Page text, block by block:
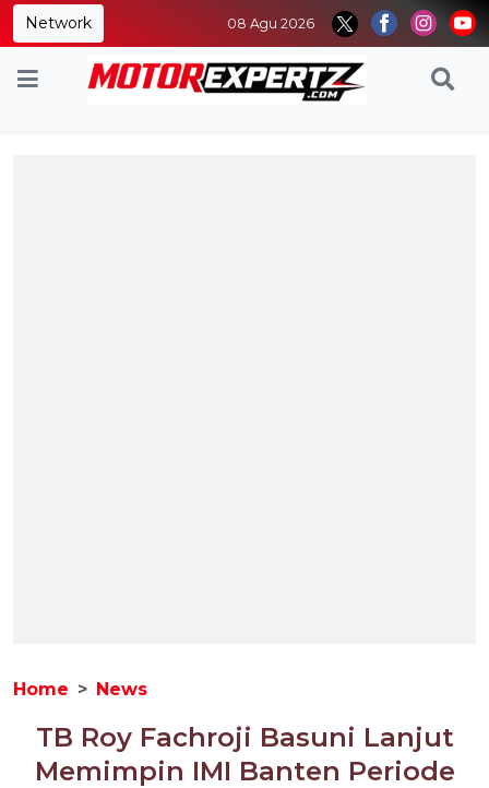
Network 08 Agu 2026
Home News
TB Roy Fachroji Basuni Lanjut
Memimpin IMI Banten Periode